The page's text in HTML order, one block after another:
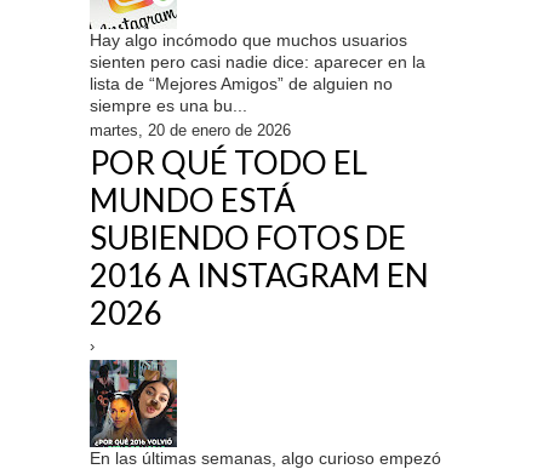
Hay algo incómodo que muchos usuarios
sienten pero casi nadie dice: aparecer en la
lista de “Mejores Amigos” de alguien no
siempre es una bu...
martes, 20 de enero de 2026
POR QUÉ TODO EL
MUNDO ESTÁ
SUBIENDO FOTOS DE
2016 A INSTAGRAM EN
2026
›
En las últimas semanas, algo curioso empezó